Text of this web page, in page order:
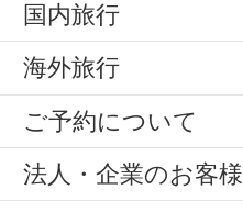
国内旅行
海外旅行
ご予約について
法人・企業のお客様